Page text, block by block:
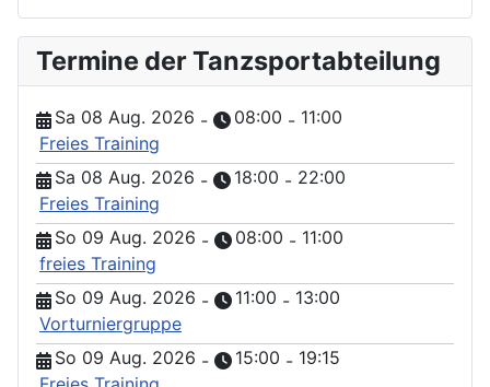
Termine der Tanzsportabteilung
Sa 08 Aug. 2026 - 08:00 - 11:00
Freies Training
Sa 08 Aug. 2026 - 18:00 - 22:00
Freies Training
So 09 Aug. 2026 - 08:00 - 11:00
freies Training
So 09 Aug. 2026 - 11:00 - 13:00
Vorturniergruppe
So 09 Aug. 2026 - 15:00 - 19:15